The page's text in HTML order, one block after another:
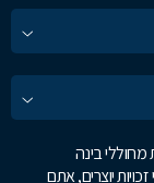
בינה
יוצרים, אתם